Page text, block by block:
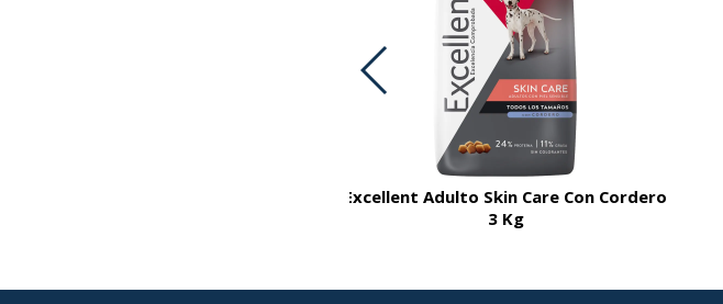
Excellent Adulto Skin Care Con Cordero
3 Kg